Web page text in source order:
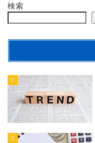
検索
1
2